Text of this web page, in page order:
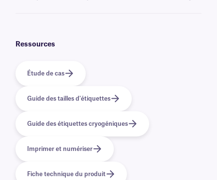
Ressources
Étude de cas
Guide des tailles d'étiquettes
Guide des étiquettes cryogéniques
Imprimer et numériser
Fiche technique du produit